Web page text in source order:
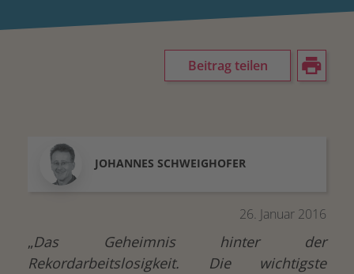
Beitrag teilen
JOHANNES SCHWEIGHOFER
26. Januar 2016
„Das Geheimnis hinter der
Rekordarbeitslosigkeit. Die wichtigste